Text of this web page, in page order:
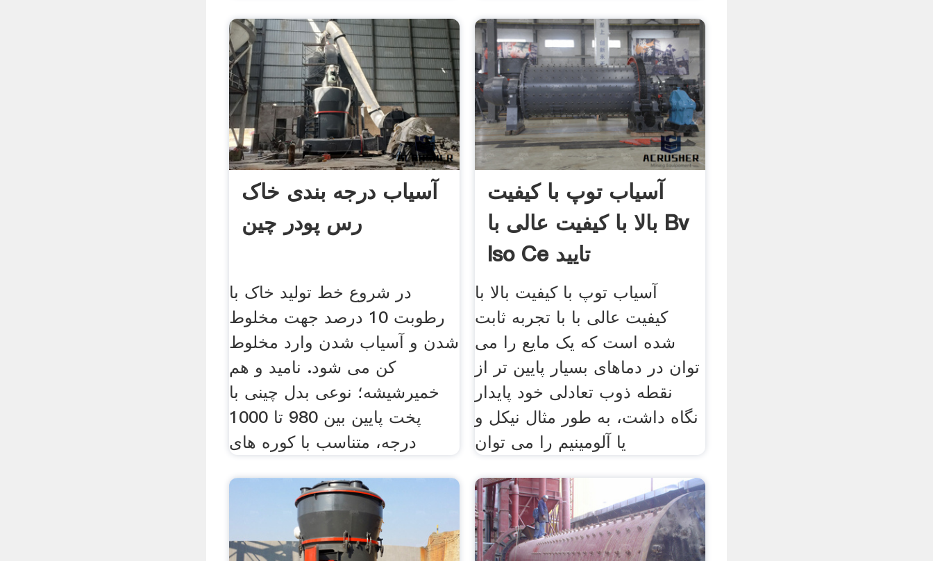
آسیاب درجه بندی خاک
رس پودر چین
در شروع خط تولید خاک با
رطوبت 10 درصد جهت مخلوط
شدن و آسیاب شدن وارد مخلوط
کن می شود. نامید و هم
خمیرشیشه؛ نوعی بدل چینی با
پخت پایین بین 980 تا 1000
درجه، متناسب با کوره های
آسیاب توپ با کیفیت
بالا با کیفیت عالی با Bv
Iso Ce تایید
آسیاب توپ با کیفیت بالا با
کیفیت عالی با با تجربه ثابت
شده است که یک مایع را می
توان در دماهای بسیار پایین تر از
نقطه ذوب تعادلی خود پایدار
نگاه داشت، به طور مثال نیکل و
یا آلومینیم را می توان